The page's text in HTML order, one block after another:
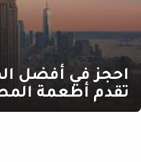
احجز في أفضل
تقدم أطعمة